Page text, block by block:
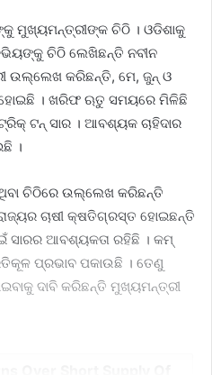
ମୁଖ୍ୟମନ୍ତ୍ରୀଙ୍କ ଚିଠି । ଓଡିଶାକୁ
ଚିଠି ଲେଖିଛନ୍ତି ନବୀନ
ଉଲ୍ଲେଖ କରିଛନ୍ତି, ମେ, ଜୁନ୍ ଓ
ହୋଇଛି । ଖରିଫ ଋତୁ ସମୟରେ ମିଳିଛି
ଟନ୍ ସାର । ଆବଶ୍ୟକ ଚାହିଦାର
।
ଚିଠିରେ ଉଲ୍ଲେଖ କରିଛନ୍ତି
ଚାଷୀ କ୍ଷତିଗ୍ରସ୍ତ ହୋଇଛନ୍ତି
ସାରର ଆବଶ୍ୟକତା ରହିଛି । କମ୍
ପ୍ରଭାବ ପକାଉଛି । ତେଣୁ
ଦାବି କରିଛନ୍ତି ମୁଖ୍ୟମନ୍ତ୍ରୀ